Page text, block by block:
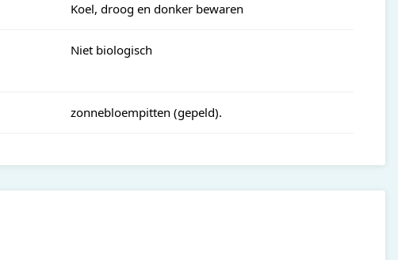
Koel, droog en donker bewaren
Niet biologisch
zonnebloempitten (gepeld).